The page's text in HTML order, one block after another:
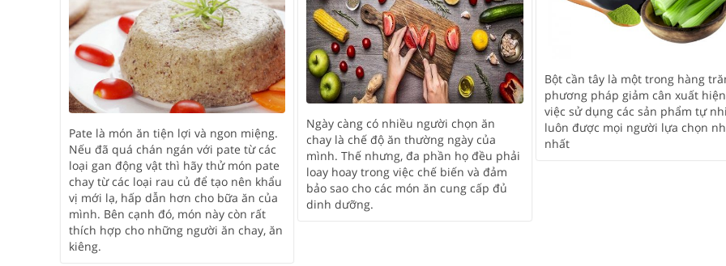
Bột cần tây là một trong hàng
phương pháp giảm cân xuất
việc sử dụng các sản phẩm tự
luôn được mọi người lựa chọn
nhất
Ngày càng có nhiều người chọn ăn
chay là chế độ ăn thường ngày của
mình. Thế nhưng, đa phần họ đều phải
loay hoay trong việc chế biến và đảm
bảo sao cho các món ăn cung cấp đủ
dinh dưỡng.
Pate là món ăn tiện lợi và ngon miệng.
Nếu đã quá chán ngán với pate từ các
loại gan động vật thì hãy thử món pate
chay từ các loại rau củ để tạo nên khẩu
vị mới lạ, hấp dẫn hơn cho bữa ăn của
mình. Bên cạnh đó, món này còn rất
thích hợp cho những người ăn chay, ăn
kiêng.